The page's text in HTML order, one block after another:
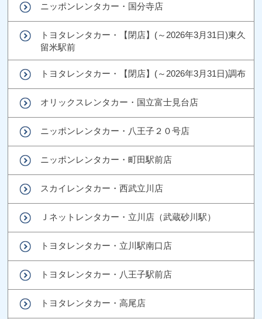
ニッポンレンタカー・国分寺店
トヨタレンタカー・【閉店】(～2026年3月31日)東久
留米駅前
トヨタレンタカー・【閉店】(～2026年3月31日)調布
オリックスレンタカー・国立富士見台店
ニッポンレンタカー・八王子２０号店
ニッポンレンタカー・町田駅前店
スカイレンタカー・西武立川店
Ｊネットレンタカー・立川店（武蔵砂川駅）
トヨタレンタカー・立川駅南口店
トヨタレンタカー・八王子駅前店
トヨタレンタカー・高尾店